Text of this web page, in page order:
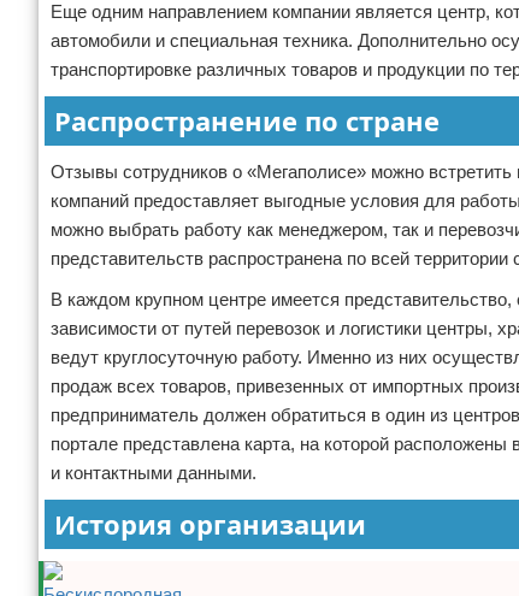
Еще одним направлением компании является центр,
автомобили и специальная техника. Дополнительно
транспортировке различных товаров и продукции по
Распространение по стране
Отзывы сотрудников о «Мегаполисе» можно
компаний предоставляет выгодные условия для
можно выбрать работу как менеджером, так и
представительств распространена по всей
В каждом крупном центре имеется
зависимости от путей перевозок и логистики центры,
ведут круглосуточную работу. Именно из них
продаж всех товаров, привезенных от импортных
предприниматель должен обратиться в один из
портале представлена карта, на которой расположены
и контактными данными.
История организации